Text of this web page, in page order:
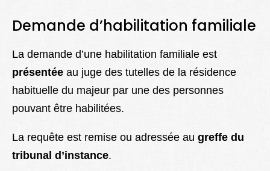
Demande d’habilitation familiale
La demande d’une habilitation familiale est
présentée au juge des tutelles de la résidence
habituelle du majeur par une des personnes
pouvant être habilitées.
La requête est remise ou adressée au greffe du
tribunal d’instance.